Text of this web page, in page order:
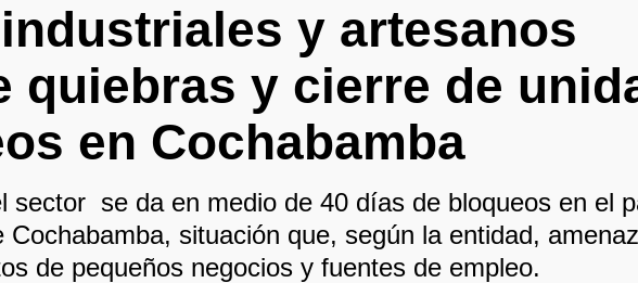
y artesanos
quiebras y cierre de
en Cochabamba
sector se da en medio de 40 días de bloqueos en el
situación que, según la entidad,
de pequeños negocios y fuentes de empleo.